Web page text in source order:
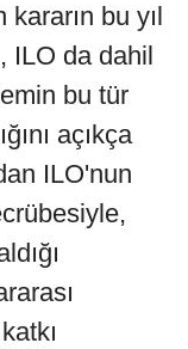
bu yıl
ILO da dahil
bu tür
açıkça
ILO'nun